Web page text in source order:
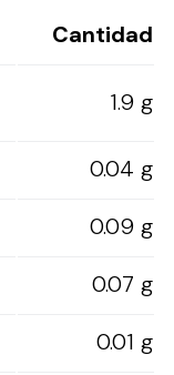
Cantidad
1.9 g
0.04 g
0.09 g
0.07 g
0.01 g